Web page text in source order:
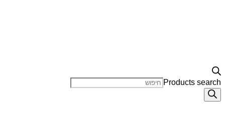
Products search